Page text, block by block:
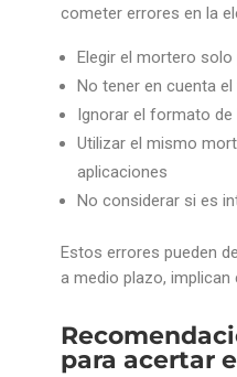
cometer errores en la
Elegir el mortero
No tener en cuenta
Ignorar el formato de
Utilizar el mismo
aplicaciones
No considerar si es
Estos errores pueden
a medio plazo,
para acertar